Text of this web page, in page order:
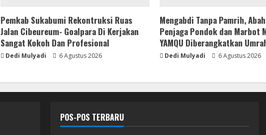
Pemkab Sukabumi Rekontruksi Ruas
Jalan Cibeureum- Goalpara Di Kerjakan
Sangat Kokoh Dan Profesional
Dedi Mulyadi 6 Agustus 2026
Mengabdi Tanpa Pamrih,
Penjaga Pondok dan Marbot
YAMQU Diberangkatkan
Dedi Mulyadi 6 Agustus 2026
POS-POS TERBARU